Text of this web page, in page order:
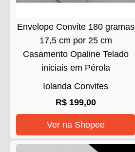
Envelope Convite 180 gramas
17,5 cm por 25 cm
Casamento Opaline Telado
iniciais em Pérola
Iolanda Convites
R$ 199,00
Ver na Shopee